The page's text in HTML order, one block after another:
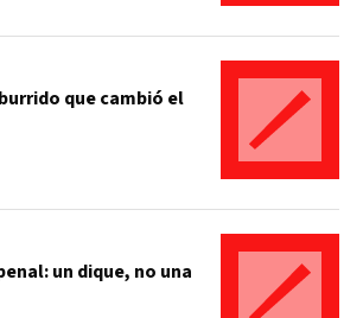
que cambió el
un dique, no una